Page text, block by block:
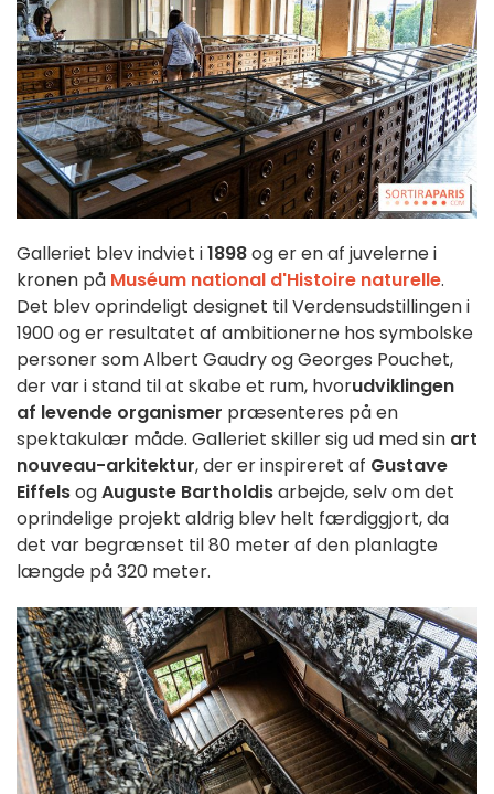
Galleriet blev indviet i1898og er en af juvelerne i
kronen på Muséum national d'Histoire naturelle.
Det blev oprindeligt designet til Verdensudstillingen i
1900 og er resultatet af ambitionerne hos symbolske
personer som Albert Gaudry og Georges Pouchet,
der var i stand til at skabe et rum, hvorudviklingen
af levende organismer præsenteres på en
spektakulær måde. Galleriet skiller sig ud med sin art
nouveau-arkitektur, der er inspireret af Gustave
EiffelsogAuguste Bartholdisarbejde, selv om det
oprindelige projekt aldrig blev helt færdiggjort, da
det var begrænset til 80 meter af den planlagte
længde på 320 meter.